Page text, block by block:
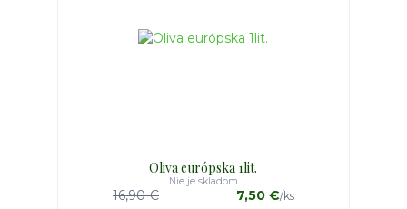
Oliva európska 1lit.
16,90 € 7,50 €/ks
Nie je skladom